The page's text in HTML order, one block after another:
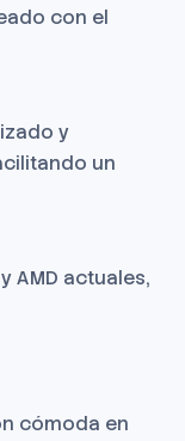
con el
y
un
AMD actuales,
cómoda en